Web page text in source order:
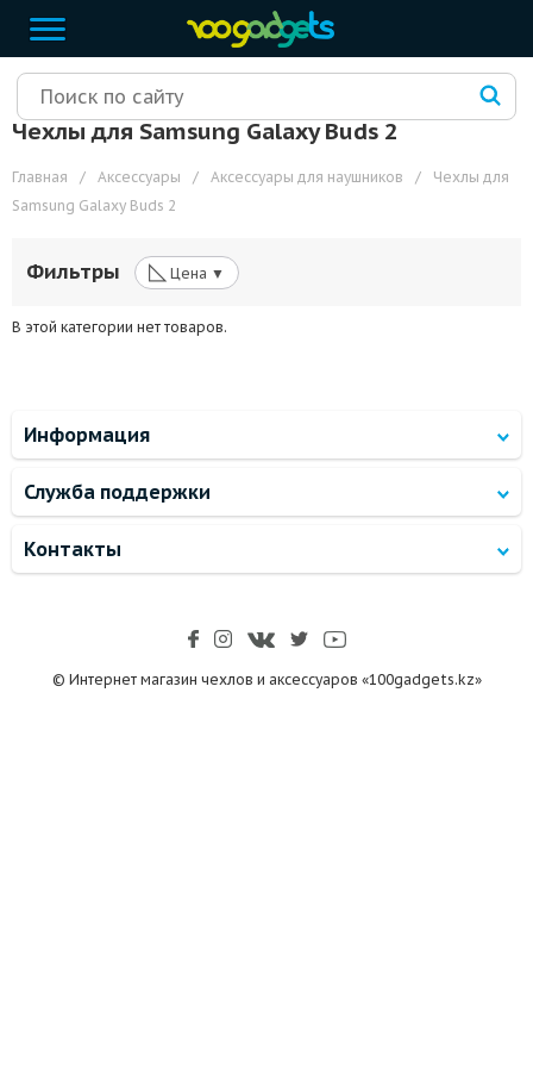
Чехлы для Samsung Galaxy Buds 2
Главная / Аксессуары / Аксессуары для наушников /
Чехлы для
Samsung Galaxy Buds 2
Фильтры ◺ Цена ▼
В этой категории нет товаров.
Информация
Служба поддержки
Контакты
© Интернет магазин чехлов и аксессуаров «100gadgets.kz»